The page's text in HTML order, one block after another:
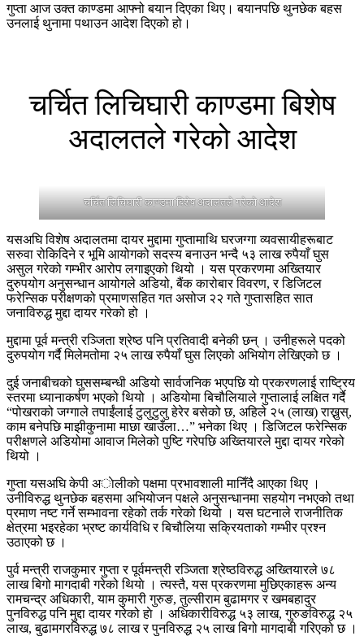
गुप्ता आज उक्त काण्डमा आफ्नो बयान दिएका थिए। बयानपछि थुनछेक बहस
उनलाई थुनामा पथाउन आदेश दिएको हो।
चर्चित लिचिघारी काण्डमा बिशेष
अदालतले गरेको आदेश
चर्चित लिचिघारी काण्डमा बिशेष अदालतले गरेको आदेश
यसअघि विशेष अदालतमा दायर मुद्दामा गुप्तामाथि घरजग्गा व्यवसायीहरूबाट
सरुवा रोकिदिने र भूमि आयोगको सदस्य बनाउन भन्दै ५३ लाख रुपैयाँ घुस
असुल गरेको गम्भीर आरोप लगाइएको थियो । यस प्रकरणमा अख्तियार
दुरुपयोग अनुसन्धान आयोगले अडियो, बैंक कारोबार विवरण, र डिजिटल
फरेन्सिक परीक्षणको प्रमाणसहित गत असोज २२ गते गुप्तासहित सात
जनाविरुद्ध मुद्दा दायर गरेको हो ।
मुद्दामा पूर्व मन्त्री रञ्जिता श्रेष्ठ पनि प्रतिवादी बनेकी छन् । उनीहरूले पदको
दुरुपयोग गर्दै मिलेमतोमा २५ लाख रुपैयाँ घुस लिएको अभियोग लेखिएको छ ।
दुई जनाबीचको घुससम्बन्धी अडियो सार्वजनिक भएपछि यो प्रकरणलाई राष्ट्रिय
स्तरमा ध्यानाकर्षण भएको थियो । अडियोमा बिचौलियाले गुप्तालाई लक्षित गर्दै
“पोखराको जग्गाले तपाईंलाई टुलुटुलु हेरेर बसेको छ, अहिले २५ (लाख) राख्नुस्,
काम बनेपछि माझीकुनामा माछा खाउँला…” भनेका थिए । डिजिटल फरेन्सिक
परीक्षणले अडियोमा आवाज मिलेको पुष्टि गरेपछि अख्तियारले मुद्दा दायर गरेको
थियो ।
गुप्ता यसअघि केपी अाेलीकाे पक्षमा प्रभावशाली मानिँदै आएका थिए ।
उनीविरुद्ध थुनछेक बहसमा अभियोजन पक्षले अनुसन्धानमा सहयोग नभएको तथा
प्रमाण नष्ट गर्ने सम्भावना रहेको तर्क गरेको थियो । यस घटनाले राजनीतिक
क्षेत्रमा भइरहेका भ्रष्ट कार्यविधि र बिचौलिया सक्रियताको गम्भीर प्रश्न
उठाएको छ ।
पुर्व मन्त्री राजकुमार गुप्ता र पूर्वमन्त्री रञ्जिता श्रेष्ठविरुद्ध अख्तियारले ७८
लाख बिगो मागदाबी गरेको थियाे । त्यस्तै, यस प्रकरणमा मुछिएकाहरू अन्य
रामचन्द्र अधिकारी, याम कुमारी गुरुङ, तुल्सीराम बुढामगर र खमबहादुर
पुनविरुद्ध पनि मुद्दा दायर गरेको हाे । अधिकारीविरुद्ध ५३ लाख, गुरुङविरुद्ध २५
लाख, बुढामगरविरुद्ध ७८ लाख र पुनविरुद्ध २५ लाख बिगो मागदाबी गरिएको छ ।